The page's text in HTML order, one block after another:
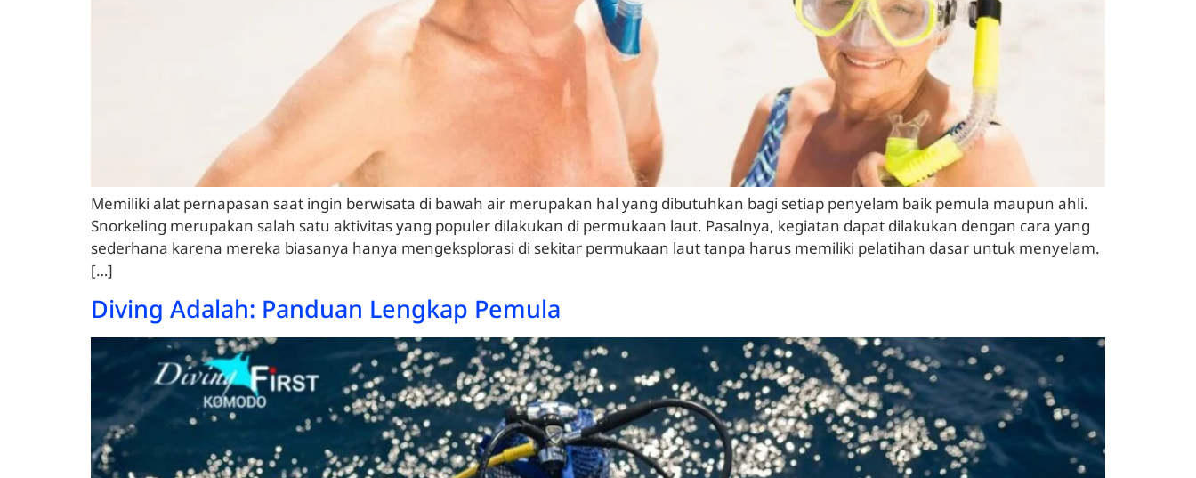
Memiliki alat pernapasan saat ingin berwisata di bawah air merupakan hal yang dibutuhkan bagi setiap penyelam baik pemula maupun ahli.
Snorkeling merupakan salah satu aktivitas yang populer dilakukan di permukaan laut. Pasalnya, kegiatan dapat dilakukan dengan cara yang
sederhana karena mereka biasanya hanya mengeksplorasi di sekitar permukaan laut tanpa harus memiliki pelatihan dasar untuk menyelam.
[…]
Diving Adalah: Panduan Lengkap Pemula